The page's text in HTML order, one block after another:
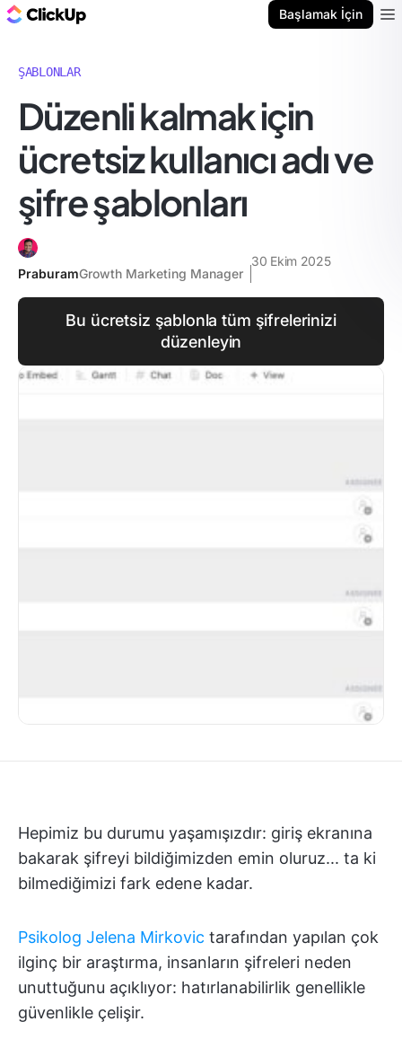
Başlamak İçin
ŞABLONLAR
Düzenli kalmak için
ücretsiz kullanıcı adı ve
şifre şablonları
PraburamGrowth Marketing Manager
30 Ekim 2025
Bu ücretsiz şablonla tüm şifrelerinizi
düzenleyin
Hepimiz bu durumu yaşamışızdır: giriş ekranına
bakarak şifreyi bildiğimizden emin oluruz... ta ki
bilmediğimizi fark edene kadar.
Psikolog Jelena Mirkovic tarafından yapılan çok
ilginç bir araştırma, insanların şifreleri neden
unuttuğunu açıklıyor: hatırlanabilirlik genellikle
güvenlikle çelişir.